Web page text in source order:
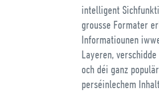
intelligent
grousse Formater
Informatiounen
Layeren,
och déi ganz
perséinlechem